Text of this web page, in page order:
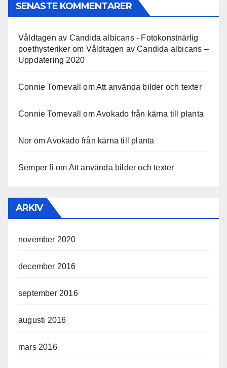
SENASTE KOMMENTARER
Våldtagen av Candida albicans - Fotokonstnärlig
poethysterikerom Våldtagen av Candida albicans –
Uppdatering 2020
Connie Tornevall omAtt använda bilder och texter
Connie Tornevall omAvokado från kärna till planta
Nor omAvokado från kärna till planta
Semper fi om Att använda bilder och texter
ARKIV
november 2020
december 2016
september 2016
augusti 2016
mars 2016